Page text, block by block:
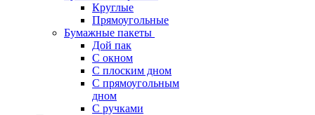
Круглые
Прямоугольные
Бумажные пакеты
Дой пак
С окном
С плоским дном
С прямоугольным
дном
С ручками